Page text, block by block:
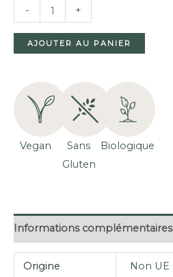
-
QUANTITÉ
DE
PURÉE
SÉSAME
BIOLOGIQUE
(TAHINI)
(300G)
+
AJOUTER AU PANIER
Vegan
Sans
Gluten
Biologique
Informations complémentaires
Origine Non UE